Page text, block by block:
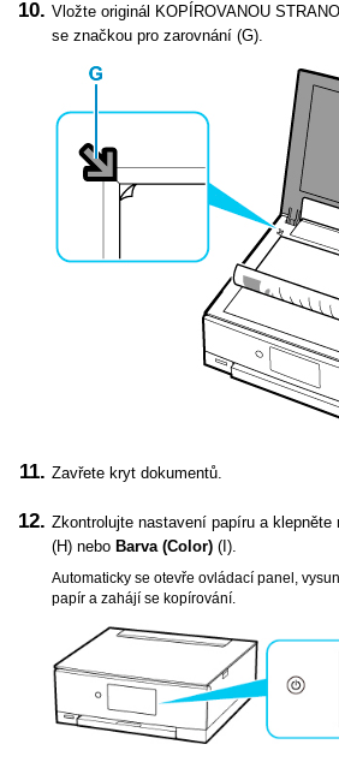
Vložte originál KOPÍROVANOU
seznačkou pro zarovnání (G).
Zavřete kryt dokumentů.
Zkontrolujte nastavení papíru a
(H) nebo Barva (Color) (I).
Automaticky se otevřeovládací panel ,
papír a zahájí se kopírování.